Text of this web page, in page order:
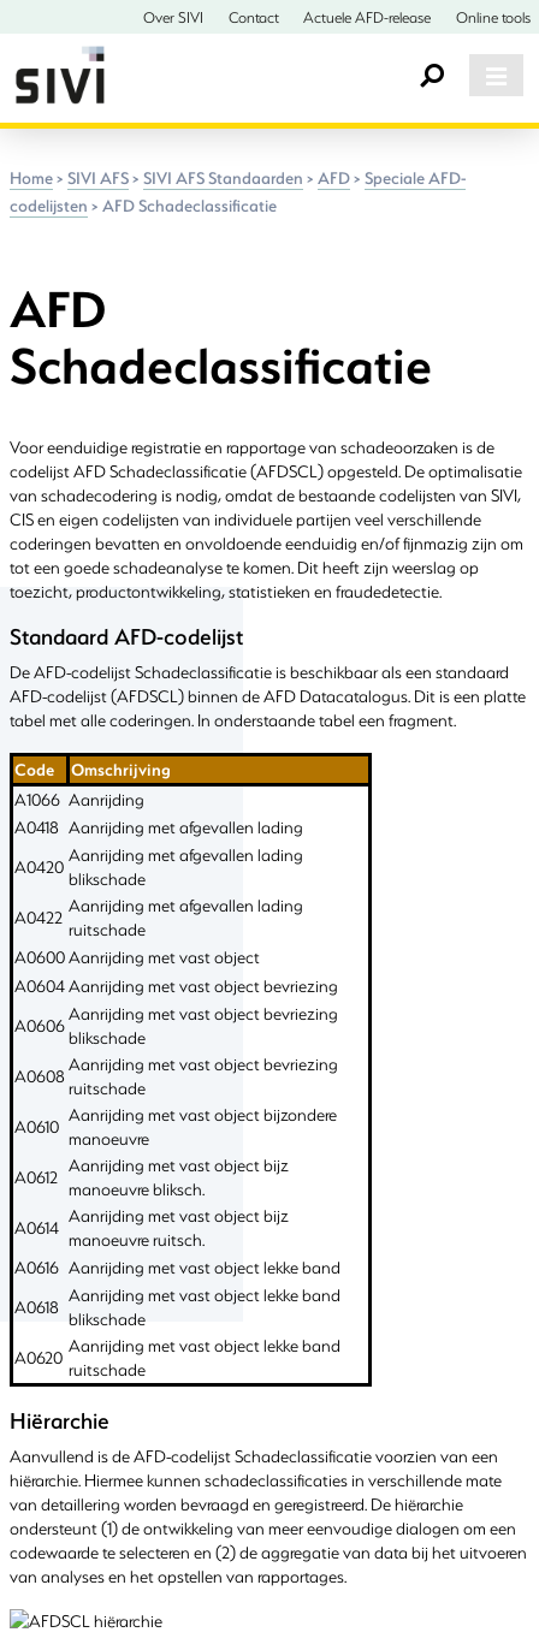
Over SIVI Contact Actuele AFD-release Online tools
Home> SIVI AFS> SIVI AFS Standaarden > AFD> Speciale AFD-
codelijsten > AFD Schadeclassificatie
AFD
Schadeclassificatie
Voor eenduidige registratie en rapportage van schadeoorzaken is de
codelijst AFD Schadeclassificatie (AFDSCL) opgesteld. De optimalisatie
van schadecodering is nodig, omdat de bestaande codelijsten van SIVI,
CIS en eigen codelijsten van individuele partijen veel verschillende
coderingen bevatten en onvoldoende eenduidig en/of fijnmazig zijn om
tot een goede schadeanalyse te komen. Dit heeft zijn weerslag op
toezicht, productontwikkeling, statistieken en fraudedetectie.
Standaard AFD-codelijst
De AFD-codelijst Schadeclassificatie is beschikbaar als een standaard
AFD-codelijst (AFDSCL) binnen de AFD Datacatalogus. Dit is een platte
tabel met alle coderingen. In onderstaande tabel een fragment.
Code
Omschrijving
A1066 Aanrijding
A0418 Aanrijding met afgevallen lading
A0420
Aanrijding met afgevallen lading
blikschade
A0422
Aanrijding met afgevallen lading
ruitschade
A0600Aanrijding met vast object
A0604Aanrijding met vast object bevriezing
A0606
Aanrijding met vast object bevriezing
blikschade
A0608
Aanrijding met vast object bevriezing
ruitschade
A0610
Aanrijding met vast object bijzondere
manoeuvre
A0612
Aanrijding met vast object bijz
manoeuvre bliksch.
A0614
Aanrijding met vast object bijz
manoeuvre ruitsch.
A0616 Aanrijding met vast object lekke band
A0618
Aanrijding met vast object lekke band
blikschade
A0620
Aanrijding met vast object lekke band
ruitschade
Hiërarchie
Aanvullend is de AFD-codelijst Schadeclassificatie voorzien van een
hiërarchie. Hiermee kunnen schadeclassificaties in verschillende mate
van detaillering worden bevraagd en geregistreerd. De hiërarchie
ondersteunt (1) de ontwikkeling van meer eenvoudige dialogen om een
codewaarde te selecteren en (2) de aggregatie van data bij het uitvoeren
van analyses en het opstellen van rapportages.